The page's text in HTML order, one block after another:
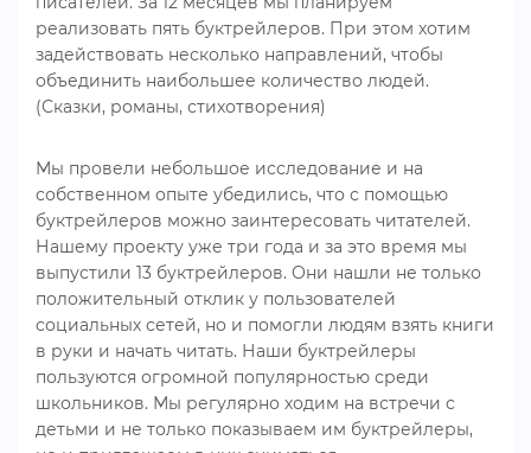
реализовать пять буктрейлеров. При этом хотим
задействовать несколько направлений, чтобы
объединить наибольшее количество людей.
(Сказки, романы, стихотворения)
Мы провели небольшое исследование и на
собственном опыте убедились, что с помощью
буктрейлеров можно заинтересовать читателей.
Нашему проекту уже три года и за это время мы
выпустили 13 буктрейлеров. Они нашли не только
положительный отклик у пользователей
социальных сетей, но и помогли людям взять книги
в руки и начать читать. Наши буктрейлеры
пользуются огромной популярностью среди
школьников. Мы регулярно ходим на встречи с
детьми и не только показываем им буктрейлеры,